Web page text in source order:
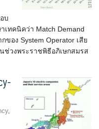
บ
เทคนิคว่า Match Demand
ของ System Operator เสีย
ช่วงพระราชพิธีอภิเษกสมรส
,